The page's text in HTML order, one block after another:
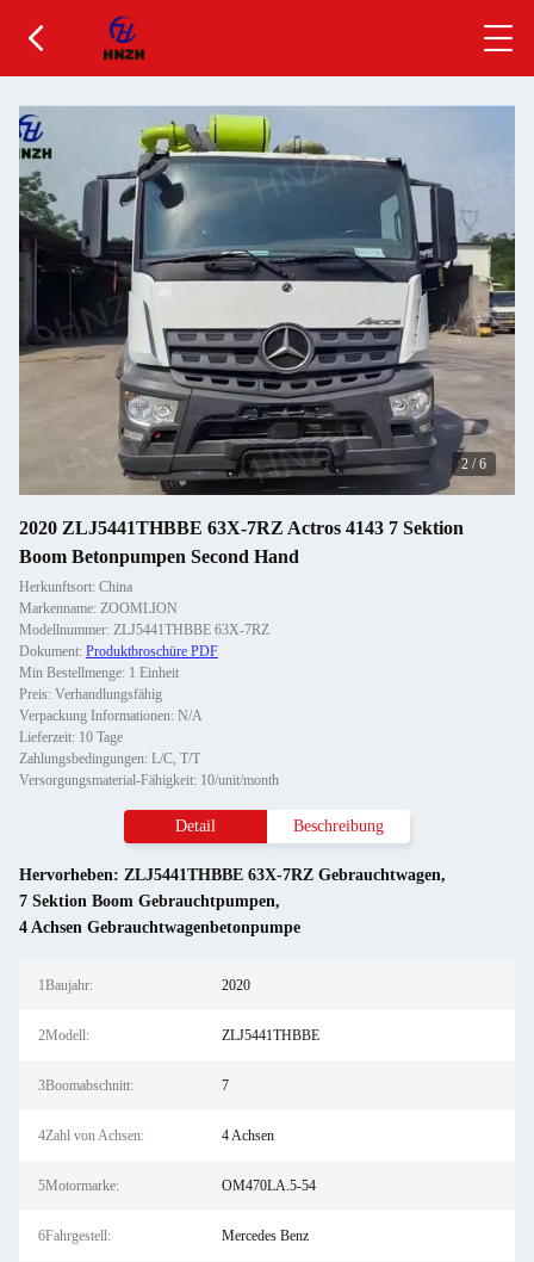
2 /6
2020 ZLJ5441THBBE 63X-7RZ Actros 4143 7 Sektion
Boom Betonpumpen Second Hand
Herkunftsort: China
Markenname: ZOOMLION
Modellnummer: ZLJ5441THBBE 63X-7RZ
Dokument: Produktbroschüre PDF
Min Bestellmenge: 1 Einheit
Preis: Verhandlungsfähig
Verpackung Informationen: N/A
Lieferzeit: 10 Tage
Zahlungsbedingungen: L/C, T/T
Versorgungsmaterial-Fähigkeit: 10/unit/month
Detail Beschreibung
Hervorheben: ZLJ5441THBBE 63X-7RZ Gebrauchtwagen,
7 Sektion Boom Gebrauchtpumpen,
4 Achsen Gebrauchtwagenbetonpumpe
1Baujahr: 2020
2Modell: ZLJ5441THBBE
3Boomabschnitt: 7
4Zahl von Achsen: 4 Achsen
5Motormarke: OM470LA.5-54
6Fahrgestell: Mercedes Benz